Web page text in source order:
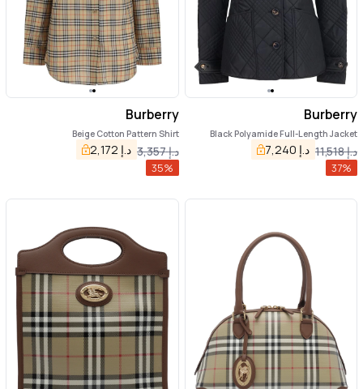
Burberry
Black Polyamide Full-Length Jacket
د.إ11,518 د.إ 7,240
37%
Burberry
Beige Cotton Pattern Shirt
د.إ3,357 د.إ 2,172
35%